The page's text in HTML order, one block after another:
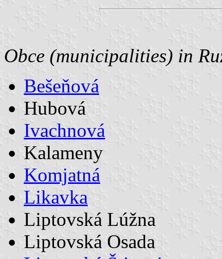
Obce (municipalities) in
Bešeňová
Hubová
Ivachnová
Kalameny
Komjatná
Likavka
Liptovská Lúžna
Liptovská Osada